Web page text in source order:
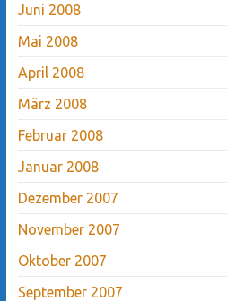
Juni 2008
Mai 2008
April 2008
März 2008
Februar 2008
Januar 2008
Dezember 2007
November 2007
Oktober 2007
September 2007